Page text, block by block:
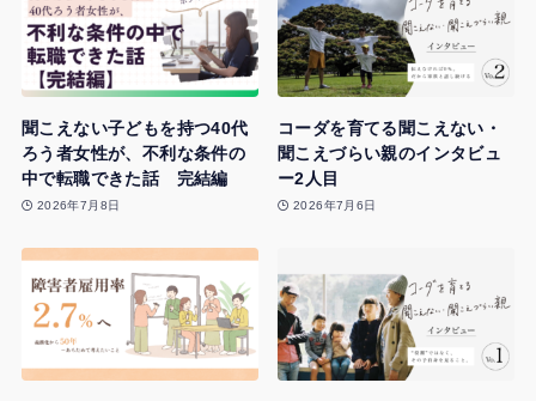
聞こえない子どもを持つ40代
ろう者女性が、不利な条件の
中で転職できた話 完結編
2026年7月8日
コーダを育てる聞こえない・
聞こえづらい親のインタビュ
ー2人目
2026年7月6日